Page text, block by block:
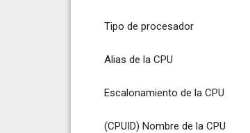
Tipo de procesador
Alias de la CPU
Escalonamiento de
(CPUID) Nombre de la